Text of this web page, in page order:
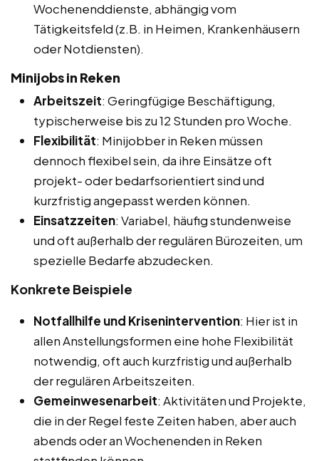
Wochenenddienste, abhängig vom
Tätigkeitsfeld (z.B. in Heimen, Krankenhäusern
oder Notdiensten).
Minijobs in Reken
Arbeitszeit: Geringfügige Beschäftigung,
typischerweise bis zu 12 Stunden pro Woche.
Flexibilität: Minijobber in Reken müssen
dennoch flexibel sein, da ihre Einsätze oft
projekt- oder bedarfsorientiert sind und
kurzfristig angepasst werden können.
Einsatzzeiten: Variabel, häufig stundenweise
und oft außerhalb der regulären Bürozeiten, um
spezielle Bedarfe abzudecken.
Konkrete Beispiele
Notfallhilfe und Krisenintervention: Hier ist in
allen Anstellungsformen eine hohe Flexibilität
notwendig, oft auch kurzfristig und außerhalb
der regulären Arbeitszeiten.
Gemeinwesenarbeit: Aktivitäten und Projekte,
die in der Regel feste Zeiten haben, aber auch
abends oder an Wochenenden in Reken